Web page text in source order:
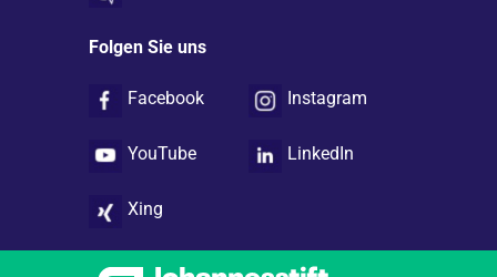
Folgen Sie uns
Facebook Instagram
YouTube LinkedIn
Xing